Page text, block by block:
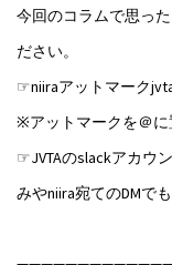
今回のコラムで思っ
ださい。
☞niiraアットマーク
※アットマークを＠に
☞JVTAのslackアカウ
みやniira宛てのDMでも